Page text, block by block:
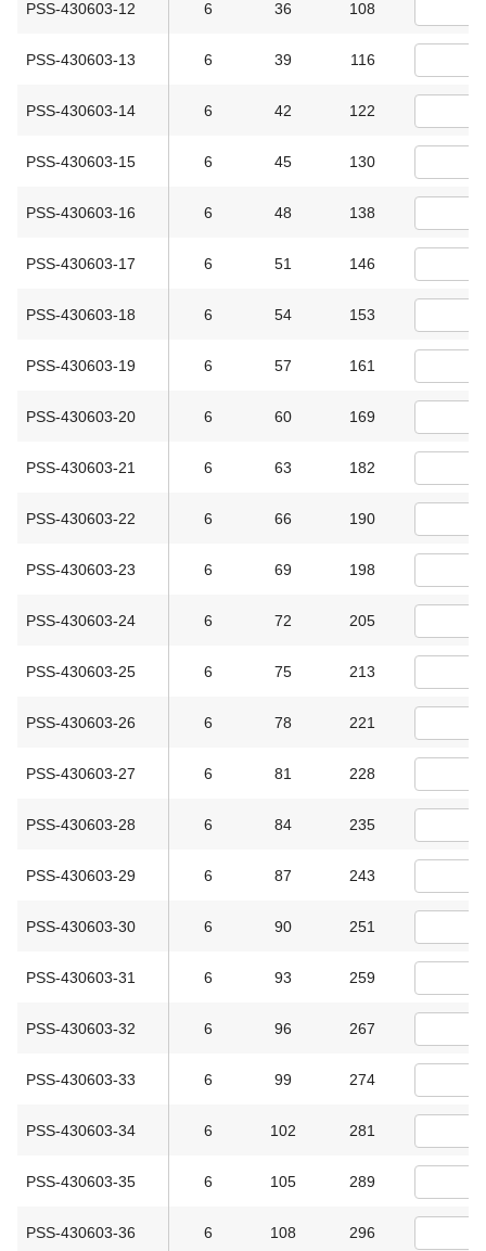
PSS-430603-12 6 36 108
PSS-430603-13 6 39 116
PSS-430603-14 6 42 122
PSS-430603-15 6 45 130
PSS-430603-16 6 48 138
PSS-430603-17 6 51 146
PSS-430603-18 6 54 153
PSS-430603-19 6 57 161
PSS-430603-20 6 60 169
PSS-430603-21 6 63 182
PSS-430603-22 6 66 190
PSS-430603-23 6 69 198
PSS-430603-24 6 72 205
PSS-430603-25 6 75 213
PSS-430603-26 6 78 221
PSS-430603-27 6 81 228
PSS-430603-28 6 84 235
PSS-430603-29 6 87 243
PSS-430603-30 6 90 251
PSS-430603-31 6 93 259
PSS-430603-32 6 96 267
PSS-430603-33 6 99 274
PSS-430603-34 6 102 281
PSS-430603-35 6 105 289
PSS-430603-36 6 108 296